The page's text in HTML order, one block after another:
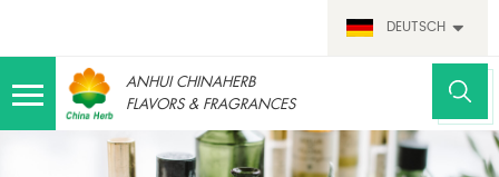
DEUTSCH
ANHUI CHINAHERB
FLAVORS & FRAGRANCES